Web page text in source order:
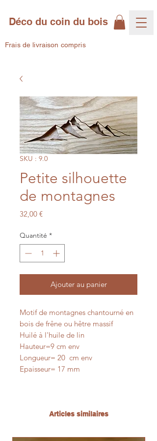
Déco du coin du bois
Frais de livraison compris
SKU : 9.0
Petite silhouette
de montagnes
32,00 €Prix
Quantité *
Ajouter au panier
Motif de montagnes chantourné en
bois de frêne ou hêtre massif
Huilé à l'huile de lin
Hauteur=9 cm env
Longueur= 20 cm env
Epaisseur= 17 mm
Articles similaires